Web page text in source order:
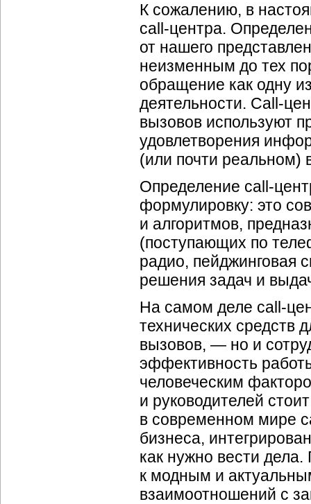
К сожалению, в
call-центра.
от нашего
неизменным до тех
обращение как одну
деятельности. Call-
вызовов используют
удовлетворения
(или почти реальном)
Определение call-
формулировку: это
и алгоритмов,
(поступающих по
радио, пейджинговая
решения задач и
На самом деле call-
технических средств
вызовов, — но и
эффективность
человеческим
и руководителей
в современном мире
бизнеса,
как нужно вести
к модным и
взаимоотношений с